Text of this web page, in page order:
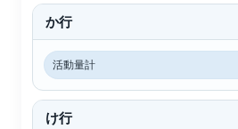
か行
活動量計
け行